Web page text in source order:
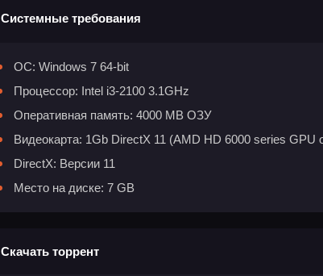
Системные требования
ОС: Windows 7 64-bit
Процессор: Intel i3-2100 3.1GHz
Оперативная память: 4000 MB ОЗУ
Видеокарта: 1Gb DirectX 11 (AMD HD 6000 series GPU
DirectX: Версии 11
Место на диске: 7 GB
Скачать торрент